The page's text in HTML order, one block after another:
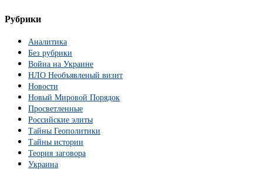
Рубрики
Аналитика
Без рубрики
Война на Украине
НЛО Необъявленый визит
Новости
Новый Мировой Порядок
Просветленные
Российские элиты
Тайны Геополитики
Тайны истории
Теория заговора
Украина